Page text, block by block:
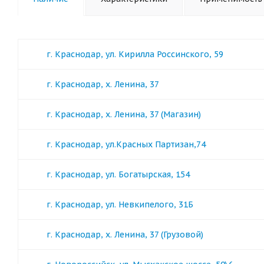
г. Краснодар, ул. Кирилла Россинского, 59
г. Краснодар, х. Ленина, 37
г. Краснодар, х. Ленина, 37 (Магазин)
г. Краснодар, ул.Красных Партизан,74
г. Краснодар, ул. Богатырская, 154
г. Краснодар, ул. Невкипелого, 31Б
г. Краснодар, х. Ленина, 37 (Грузовой)